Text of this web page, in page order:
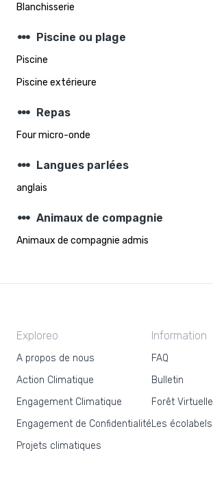
Blanchisserie
steppers Piscine ou plage
Piscine
Piscine extérieure
steppers Repas
Four micro-onde
steppers Langues parlées
anglais
steppers Animaux de compagnie
Animaux de compagnie admis
Exploreo
A propos de nous
Action Climatique
Engagement Climatique
Engagement de Confidentialité
Projets climatiques
Information
FAQ
Bulletin
Forêt Virtuelle
Les écolabels